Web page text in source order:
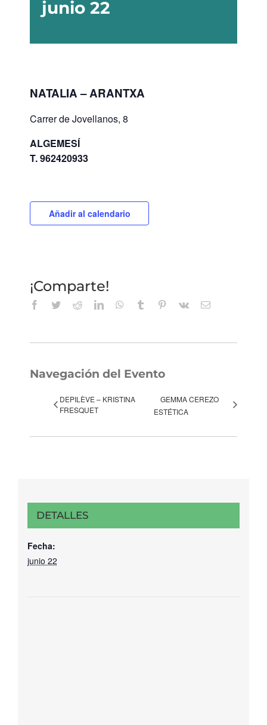
junio 22
NATALIA – ARANTXA
Carrer de Jovellanos, 8
ALGEMESÍ
T.962420933
Añadir al calendario
¡Comparte!
Facebook
TwitterRedditLinkedInWhatsApp
Tumblr Pinterest
Vk
Correo
Navegación del Evento
DEPILÈVE – KRISTINA
FRESQUET
GEMMA CEREZO
ESTÉTICA
DETALLES
Fecha:
junio 22